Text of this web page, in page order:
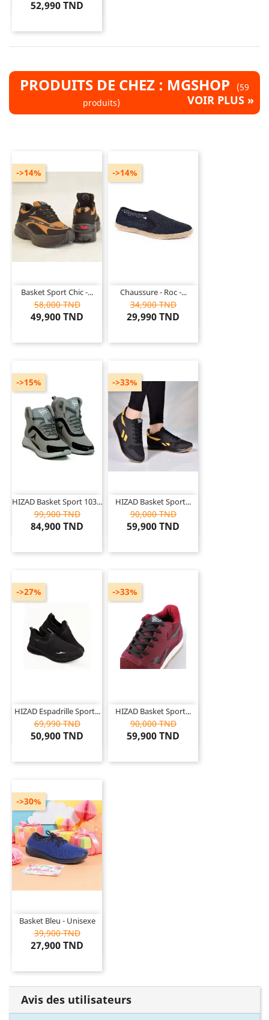
52,990 TND
PRODUITS DE CHEZ : MGSHOP
(59
produits)
VOIR PLUS »
Basket Sport Chic -...
58,000 TND
49,900 TND
->14%
Chaussure - Roc -...
34,900 TND
29,990 TND
->14%
HIZAD Basket Sport 103...
99,900 TND
84,900 TND
->15%
HIZAD Basket Sport...
90,000 TND
59,900 TND
->33%
HIZAD Espadrille Sport...
69,990 TND
50,900 TND
->27%
HIZAD Basket Sport...
90,000 TND
59,900 TND
->33%
Basket Bleu - Unisexe
39,900 TND
27,900 TND
->30%
Avis des utilisateurs